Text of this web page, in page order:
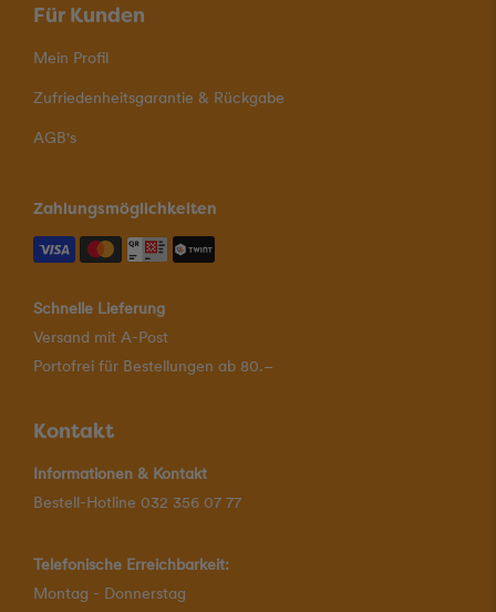
Für Kunden
Mein Profil
Zufriedenheitsgarantie & Rückgabe
AGB's
Zahlungsmöglichkeiten
Schnelle Lieferung
Versand mit A-Post
Portofrei für Bestellungen ab 80.–
Kontakt
Informationen & Kontakt
Bestell-Hotline 032 356 07 77
Telefonische Erreichbarkeit:
Montag - Donnerstag